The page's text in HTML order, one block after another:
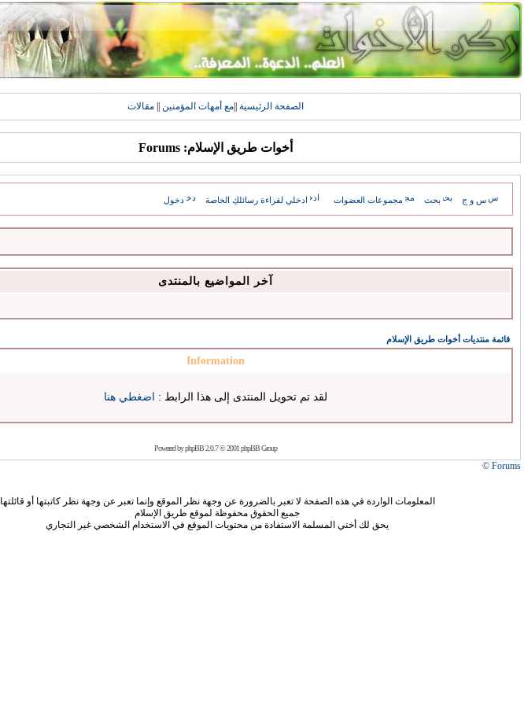
الصفحة الرئيسية مع أمهات المؤمنين مقالات
أخوات طريق الإسلام: Forums
س و ج بحث مجموعات العضوات ادخلي لقراءة رسائلكِ الخاصة دخول
آخر المواضيع بالمنتدى
قائمة منتديات أخوات طريق الإسلام
Information
لقد تم تحويل المنتدى إلى هذا الرابط : اضغطي هنا
Powered byphpBB2.0.7 © 2001 phpBB Group
Forums ©
المعلومات الواردة في هذه الصفحة لا تعبر بالضرورة عن وجهة نظر الموقع وإنما تعبر عن وجهة نظر كاتبتها أو قائلتها
جميع الحقوق محفوظة لموقع طريق الإسلام
يحق لك أختي المسلمة الاستفادة من محتويات الموقع في الاستخدام الشخصي غير التجاري